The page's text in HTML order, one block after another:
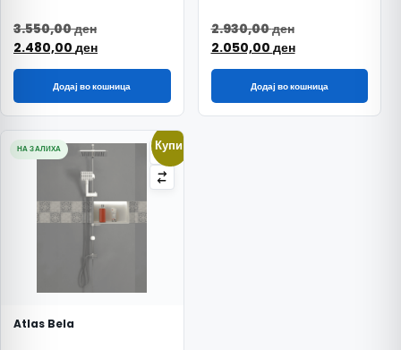
3.550,00денOriginal price was: 3.550,00 ден.
2.480,00 денCurrent price is: 2.480,00 ден.
Додај во кошница
2.930,00денOriginal price
2.050,00 денCurrent price
Додај во кошница
НА ЗАЛИХА Купи!
Atlas Bela